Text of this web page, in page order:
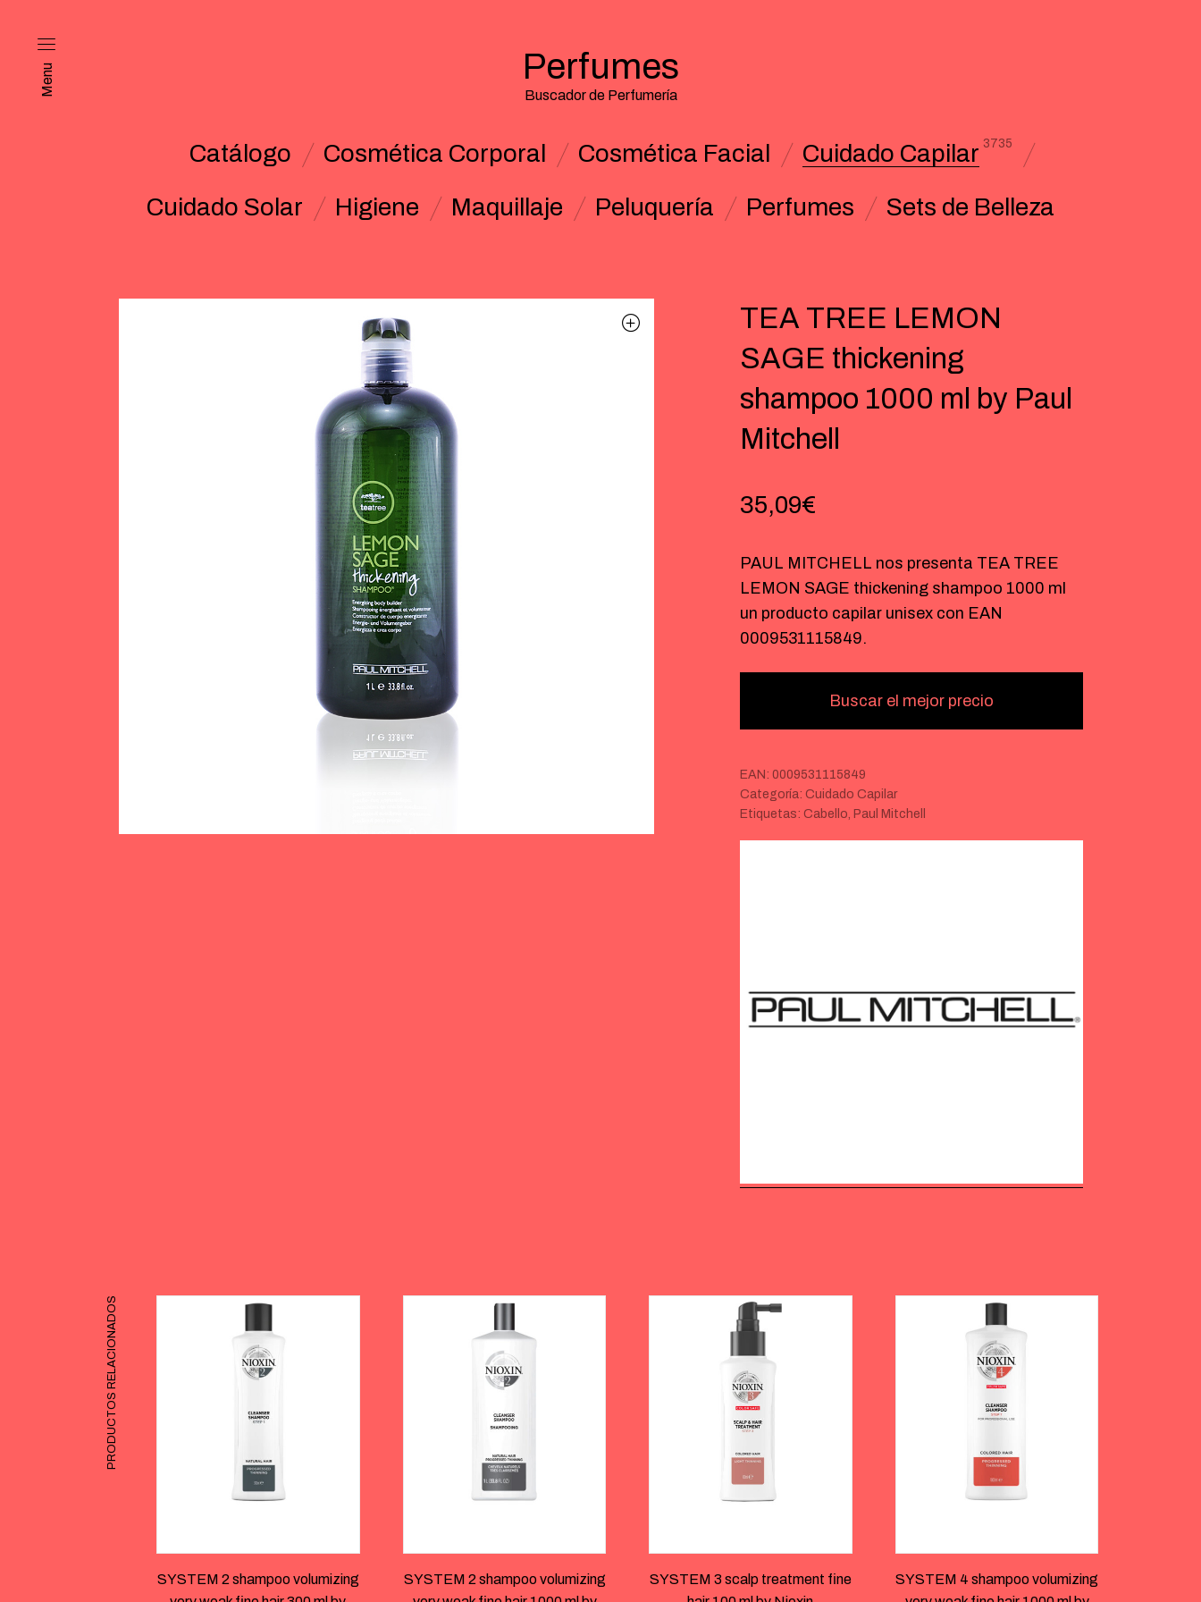
Menu Perfumes
Buscador de Perfumería
Catálogo Cosmética Corporal Cosmética Facial Cuidado Capilar 3735
Cuidado Solar Higiene Maquillaje Peluquería Perfumes Sets de Belleza
TEA TREE LEMON
SAGE thickening
shampoo 1000 ml by Paul
Mitchell
35,09€
PAUL MITCHELL nos presenta TEA TREE
LEMON SAGE thickening shampoo 1000 ml
un producto capilar unisex con EAN
0009531115849.
Buscar el mejor precio
EAN: 0009531115849
Categoría: Cuidado Capilar
Etiquetas: Cabello, Paul Mitchell
PRODUCTOS RELACIONADOS
SYSTEM 2 shampoo volumizing
SYSTEM 2 shampoo volumizing
SYSTEM 3 scalp treatment fine
SYSTEM 4 shampoo volumizing